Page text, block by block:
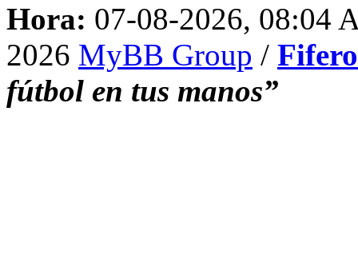
Hora: 07-08-2026, 08:04
2026 MyBB Group /
fútbol en tus manos”